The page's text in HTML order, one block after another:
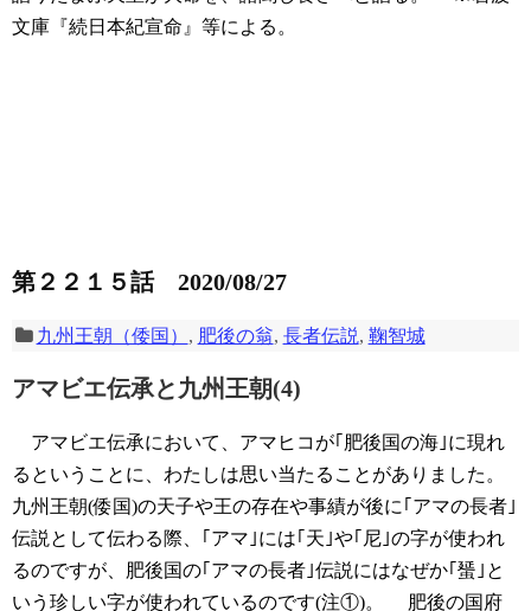
文庫『続日本紀宣命』等による。
第２２１５話 2020/08/27
九州王朝（倭国） , 肥後の翁, 長者伝説, 鞠智城
アマビエ伝承と九州王朝(4)
アマビエ伝承において、アマヒコが｢肥後国の海｣に現れ
るということに、わたしは思い当たることがありました。
九州王朝(倭国)の天子や王の存在や事績が後に｢アマの長者｣
伝説として伝わる際、｢アマ｣には｢天｣や｢尼｣の字が使われ
るのですが、肥後国の｢アマの長者｣伝説にはなぜか｢蜑｣と
いう珍しい字が使われているのです(注①)。
肥後の国府